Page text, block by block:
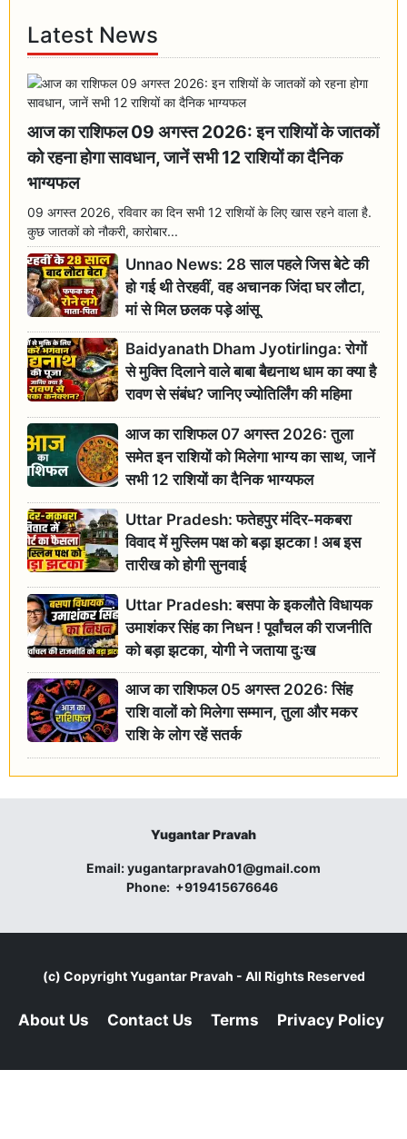
Latest News
आज का राशिफल 09 अगस्त 2026: इन राशियों के जातकों
को रहना होगा सावधान, जानें सभी 12 राशियों का दैनिक
भाग्यफल
09 अगस्त 2026, रविवार का दिन सभी 12 राशियों के लिए खास रहने वाला है.
कुछ जातकों को नौकरी, कारोबार...
Unnao News: 28 साल पहले जिस बेटे की
हो गई थी तेरहवीं, वह अचानक जिंदा घर लौटा,
मां से मिल छलक पड़े आंसू
Baidyanath Dham Jyotirlinga: रोगों
से मुक्ति दिलाने वाले बाबा बैद्यनाथ धाम का क्या है
रावण से संबंध? जानिए ज्योतिर्लिंग की महिमा
आज का राशिफल 07 अगस्त 2026: तुला
समेत इन राशियों को मिलेगा भाग्य का साथ, जानें
सभी 12 राशियों का दैनिक भाग्यफल
Uttar Pradesh: फतेहपुर मंदिर-मकबरा
विवाद में मुस्लिम पक्ष को बड़ा झटका ! अब इस
तारीख को होगी सुनवाई
Uttar Pradesh: बसपा के इकलौते विधायक
उमाशंकर सिंह का निधन ! पूर्वांचल की राजनीति
को बड़ा झटका, योगी ने जताया दुःख
आज का राशिफल 05 अगस्त 2026: सिंह
राशि वालों को मिलेगा सम्मान, तुला और मकर
राशि के लोग रहें सतर्क
Yugantar Pravah
Email:yugantarpravah01@gmail.com
Phone: +919415676646
(c) CopyrightYugantar Pravah - All Rights Reserved
About Us Contact Us Terms Privacy Policy